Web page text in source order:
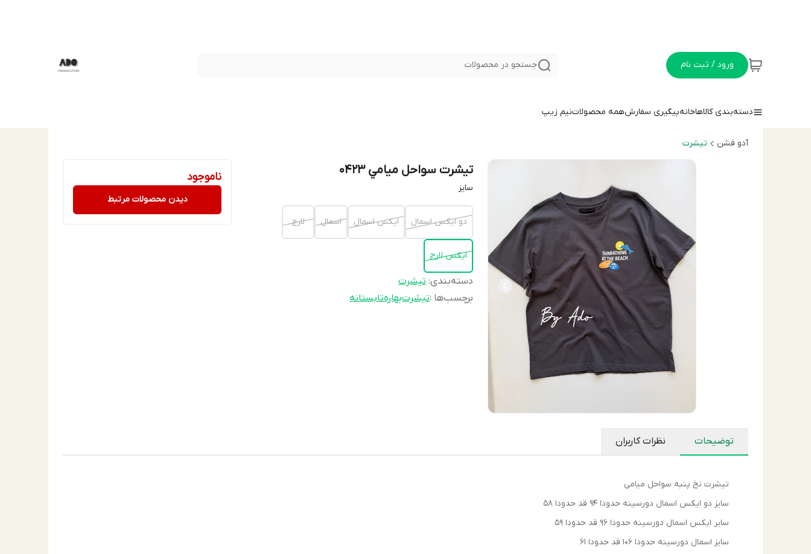
ورود / ثبت نام جستجو در محصولات
دسته‌بندی کالاهاخانهپیگیری سفارشهمه محصولاتنيم زيپ
آدو فشن تيشرت
تيشرت سواحل ميامي 0423
سایز
دو ایکس اسمال ایکس اسمال اسمال لارج
ایکس لارج
دسته‌بندی:تيشرت
برچسب‌ها :تيشرتبهارهتابستانه
ناموجود
دیدن محصولات مرتبط
توضیحات نظرات کاربران
تیشرت نخ پنبه سواحل میامی
سایز دو ایکس اسمال دورسینه حدودا ۹۴ قد حدودا ۵۸
سایر ایکس اسمال دورسینه حدودا ۹۶ قد حدودا ۵۹
سایز اسمال دورسینه حدودا ۱۰۶ قد حدودا ۶۱